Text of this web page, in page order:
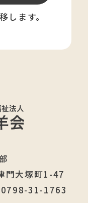
ます。
門大塚町1-47
31-1763